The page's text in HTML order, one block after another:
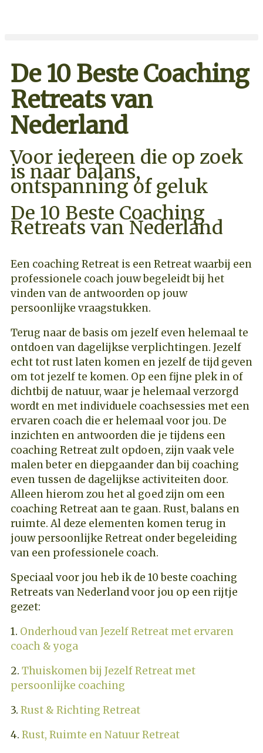
De 10 Beste Coaching
Retreats van
Nederland
Voor iedereen die op zoek
is naar balans,
ontspanning of geluk
De 10 Beste Coaching
Retreats van Nederland
Een coaching Retreat is een Retreat waarbij een
professionele coach jouw begeleidt bij het
vinden van de antwoorden op jouw
persoonlijke vraagstukken.
Terug naar de basis om jezelf even helemaal te
ontdoen van dagelijkse verplichtingen. Jezelf
echt tot rust laten komen en jezelf de tijd geven
om tot jezelf te komen. Op een fijne plek in of
dichtbij de natuur, waar je helemaal verzorgd
wordt en met individuele coachsessies met een
ervaren coach die er helemaal voor jou. De
inzichten en antwoorden die je tijdens een
coaching Retreat zult opdoen, zijn vaak vele
malen beter en diepgaander dan bij coaching
even tussen de dagelijkse activiteiten door.
Alleen hierom zou het al goed zijn om een
coaching Retreat aan te gaan. Rust, balans en
ruimte. Al deze elementen komen terug in
jouw persoonlijke Retreat onder begeleiding
van een professionele coach.
Speciaal voor jou heb ik de 10 beste coaching
Retreats van Nederland voor jou op een rijtje
gezet:
1. Onderhoud van Jezelf Retreat met ervaren
coach & yoga
2. Thuiskomen bij Jezelf Retreat met
persoonlijke coaching
3. Rust & Richting Retreat
4. Rust, Ruimte en Natuur Retreat